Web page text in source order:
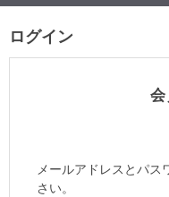
ログイン
メールアドレスとパ
さい。